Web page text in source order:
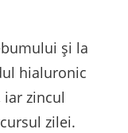
și la
hialuronic
iar zincul
zilei.